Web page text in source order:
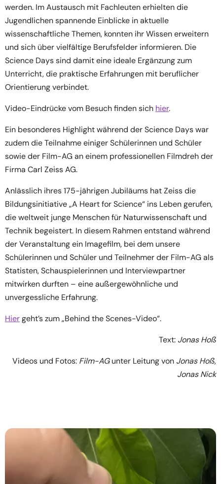
werden. Im Austausch mit Fachleuten erhielten die
Jugendlichen spannende Einblicke in aktuelle
wissenschaftliche Themen, konnten ihr Wissen erweitern
und sich über vielfältige Berufsfelder informieren. Die
Science Days sind damit eine ideale Ergänzung zum
Unterricht, die praktische Erfahrungen mit beruflicher
Orientierung verbindet.
Video-Eindrücke vom Besuch finden sich hier.
Ein besonderes Highlight während der Science Days war
zudem die Teilnahme einiger Schülerinnen und Schüler
sowie der Film-AG an einem professionellen Filmdreh der
Firma Carl Zeiss AG.
Anlässlich ihres 175-jährigen Jubiläums hat Zeiss die
Bildungsinitiative „A Heart for Science“ ins Leben gerufen,
die weltweit junge Menschen für Naturwissenschaft und
Technik begeistert. In diesem Rahmen entstand während
der Veranstaltung ein Imagefilm, bei dem unsere
Schülerinnen und Schüler und Teilnehmer der Film-AG als
Statisten, Schauspielerinnen und Interviewpartner
mitwirken durften – eine außergewöhnliche und
unvergessliche Erfahrung.
Hiergeht’s zum „Behind the Scenes-Video“.
Text: Jonas Hoß
Videos und Fotos: Film-AGunter Leitung von Jonas Hoß,
Jonas Nick